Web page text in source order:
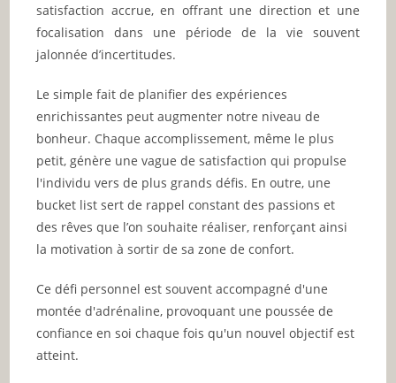
satisfaction accrue, en offrant une direction et une
focalisation dans une période de la vie souvent
jalonnée d’incertitudes.
Le simple fait de planifier des expériences
enrichissantes peut augmenter notre niveau de
bonheur. Chaque accomplissement, même le plus
petit, génère une vague de satisfaction qui propulse
l'individu vers de plus grands défis. En outre, une
bucket list sert de rappel constant des passions et
des rêves que l’on souhaite réaliser, renforçant ainsi
la motivation à sortir de sa zone de confort.
Ce défi personnel est souvent accompagné d'une
montée d'adrénaline, provoquant une poussée de
confiance en soi chaque fois qu'un nouvel objectif est
atteint.